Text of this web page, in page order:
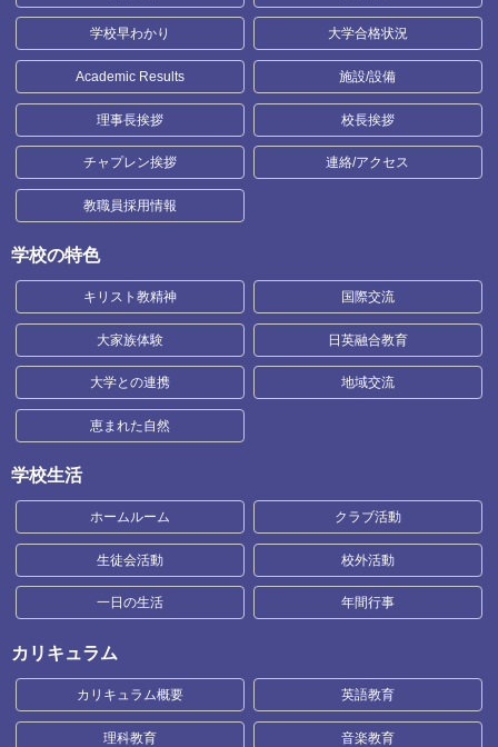
学校早わかり 大学合格状況
Academic Results 施設/設備
理事長挨拶 校長挨拶
チャプレン挨拶 連絡/アクセス
教職員採用情報
学校の特色
キリスト教精神 国際交流
大家族体験 日英融合教育
大学との連携 地域交流
恵まれた自然
学校生活
ホームルーム クラブ活動
生徒会活動 校外活動
一日の生活 年間行事
カリキュラム
カリキュラム概要 英語教育
理科教育 音楽教育